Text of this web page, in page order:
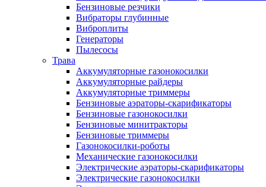
Бензиновые резчики
Вибраторы глубинные
Виброплиты
Генераторы
Пылесосы
Трава
Аккумуляторные газонокосилки
Аккумуляторные райдеры
Аккумуляторные триммеры
Бензиновые аэраторы-скарификаторы
Бензиновые газонокосилки
Бензиновые минитракторы
Бензиновые триммеры
Газонокосилки-роботы
Механические газонокосилки
Электрические аэраторы-скарификаторы
Электрические газонокосилки